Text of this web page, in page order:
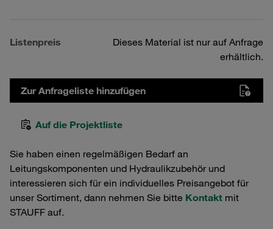
Listenpreis
Dieses Material ist nur auf Anfrage
erhältlich.
Zur Anfrageliste hinzufügen
Auf die Projektliste
Sie haben einen regelmäßigen Bedarf an
Leitungskomponenten und Hydraulikzubehör und
interessieren sich für ein individuelles Preisangebot für
unser Sortiment, dann nehmen Sie bitte Kontakt mit
STAUFF auf.